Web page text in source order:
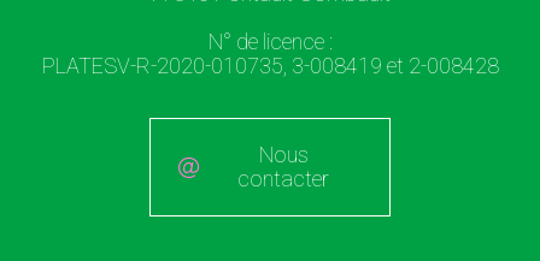
N° de licence :
PLATESV-R-2020-010735, 3-008419 et 2-008428
Nous
contacter